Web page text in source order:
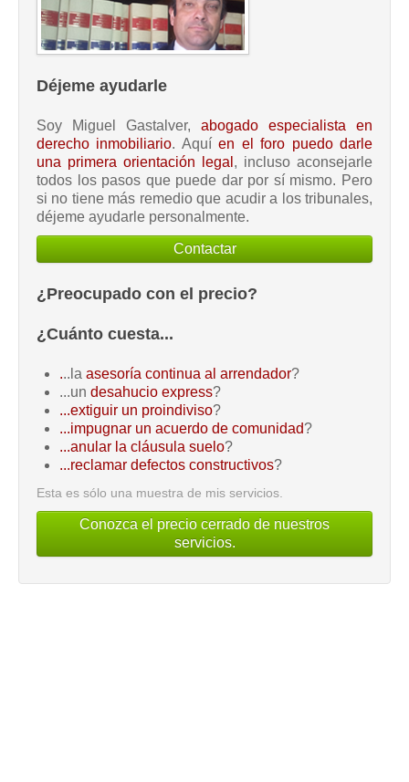
Déjeme ayudarle
Soy Miguel Gastalver, abogado especialista en
derecho inmobiliario. Aquíen el foro puedo darle
una primera orientación legal , incluso aconsejarle
todos los pasos que puede dar por sí mismo. Pero
si no tiene más remedio que acudir a los tribunales,
déjeme ayudarle personalmente.
Contactar
¿Preocupado con el precio?
¿Cuánto cuesta...
...la asesoría continua al arrendador?
...un desahucio express?
...extiguir un proindiviso?
...impugnar un acuerdo de comunidad?
...anular la cláusula suelo?
...reclamar defectos constructivos?
Esta es sólo una muestra de mis servicios.
Conozca el precio cerrado de nuestros
servicios.